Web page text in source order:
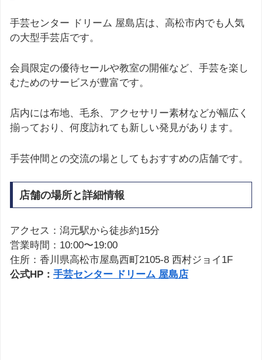
手芸センター ドリーム 屋島店は、高松市内でも人気
の大型手芸店です。
会員限定の優待セールや教室の開催など、手芸を楽し
むためのサービスが豊富です。
店内には布地、毛糸、アクセサリー素材などが幅広く
揃っており、何度訪れても新しい発見があります。
手芸仲間との交流の場としてもおすすめの店舗です。
店舗の場所と詳細情報
アクセス：潟元駅から徒歩約15分
営業時間：10:00〜19:00
住所：香川県高松市屋島西町2105-8 西村ジョイ1F
公式HP： 手芸センター ドリーム 屋島店